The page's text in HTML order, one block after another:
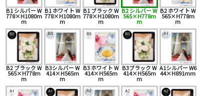
B1 シルバー W
778×H1080m
m
B1 ホワイト W
778×H1080m
m
B1 ブラック W
778×H1080m
m
B2 シルバー W
565×H778m
m
B2 ホワイト W
565×H778m
m
B2 ブラック W
565×H778m
m
B3シルバー W
414×H565m
m
B3 ホワイト W
414×H565m
m
B3ブラック W
414×H565m
m
A1シルバー W6
44×H891mm